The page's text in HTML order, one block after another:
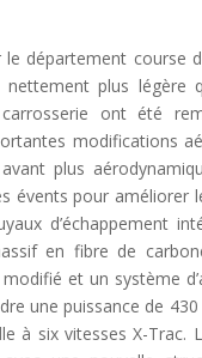
département course
plus légère
ont été
modifications
plus
évents pour améliorer
d’échappement
en fibre de
et un système
une puissance de
à six vitesses X-Trac.